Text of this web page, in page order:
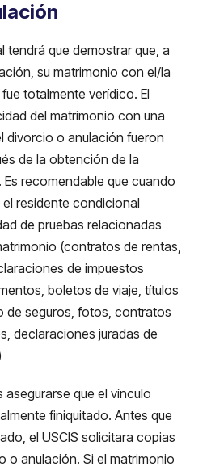
tendrá que demostrar que, a
su matrimonio con el/la
totalmente verídico. El
del matrimonio con una
divorcio o anulación fueron
de la obtención de la
recomendable que cuando
residente condicional
de pruebas relacionadas
(contratos de rentas,
de impuestos
boletos de viaje, títulos
de seguros, fotos, contratos
declaraciones juradas de
que el vínculo
finiquitado. Antes que
el USCIS solicitara copias
o anulación. Si el matrimonio